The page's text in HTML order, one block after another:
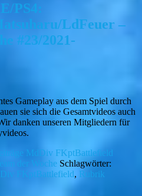
PS4:
LdFeuer –
#23/2021-
Gameplay aus dem Spiel durch
sie sich die Gesamtvideos auch
danken unseren Mitgliedern für
MdDiv FKptBattlefield
der Woche Schlagwörter:
FKptBattlefield, Rubrik